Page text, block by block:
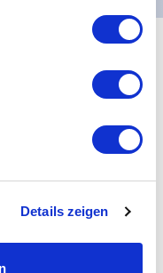
Details zeigen